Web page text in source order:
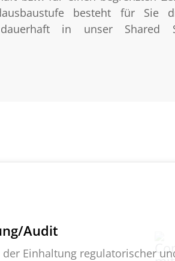
besteht für Sie
dauerhaft in unser Shared
Audit
Einhaltung regulatorischer